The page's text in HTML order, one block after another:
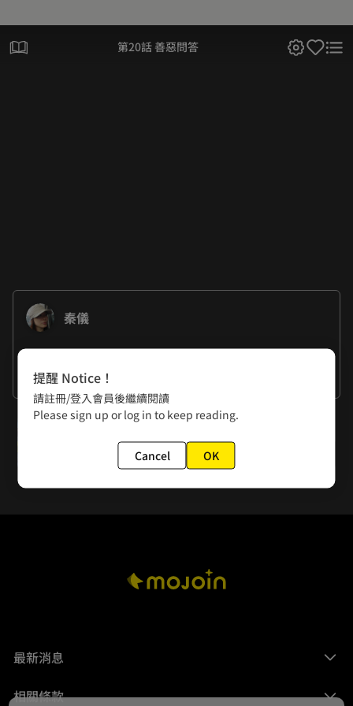
第20話 善惡問答
秦儀
謝謝各位的觀看。
下一話
第21話 身份危機
最新消息
相關條款
提醒 Notice！
請註冊/登入會員後繼續閱讀
Please sign up or log in to keep reading.
Cancel OK